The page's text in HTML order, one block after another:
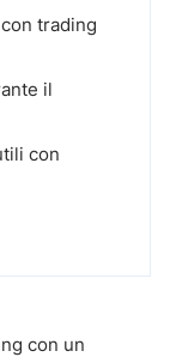
trading
il
con
con un